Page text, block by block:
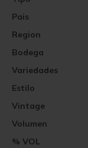
Pais
Vintage
Region
Volumen
Bodega
% VOL
Variedades
Estilo